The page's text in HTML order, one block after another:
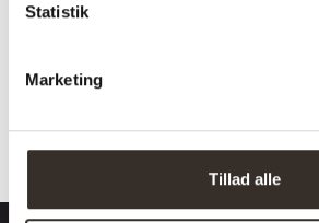
Statistik
Marketing
Tillad alle